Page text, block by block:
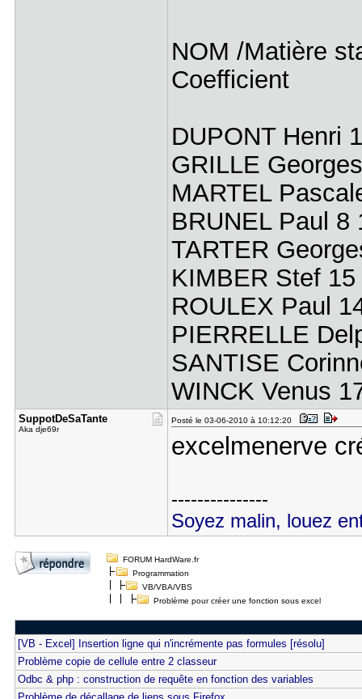
NOM /Matière
Coefficient
DUPONT
GRILLE
MARTEL
BRUNEL Paul 8
TARTER
KIMBER Stef
ROULEX Paul
PIERRELLE
SANTISE
WINCK Venus
SuppotDeSa​Tante
Aka dje69r
Posté le 03-06-2010 à 10:12:20
excelmenerve
---------------
Soyez malin, louez
FORUM HardWare.fr
Programmation
VB/VBA/VBS
Problème pour créer une fonction sous excel
[VB - Excel] Insertion ligne qui n'incrémente pas formules [résolu]
Problème copie de cellule entre 2 classeur
Odbc & php : construction de requête en fonction des variables